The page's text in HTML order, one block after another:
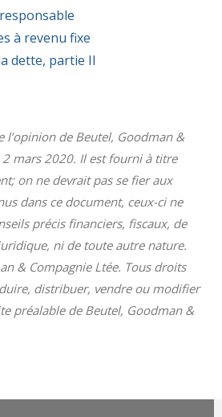
à revenu fixe
dette, partie II
l’opinion de Beutel, Goodman &
2 mars 2020. Il est fourni à titre
on ne devrait pas se fier aux
dans ce document, ceux-ci ne
précis financiers, fiscaux, de
ni de toute autre nature.
& Compagnie Ltée. Tous droits
distribuer, vendre ou modifier
préalable de Beutel, Goodman &